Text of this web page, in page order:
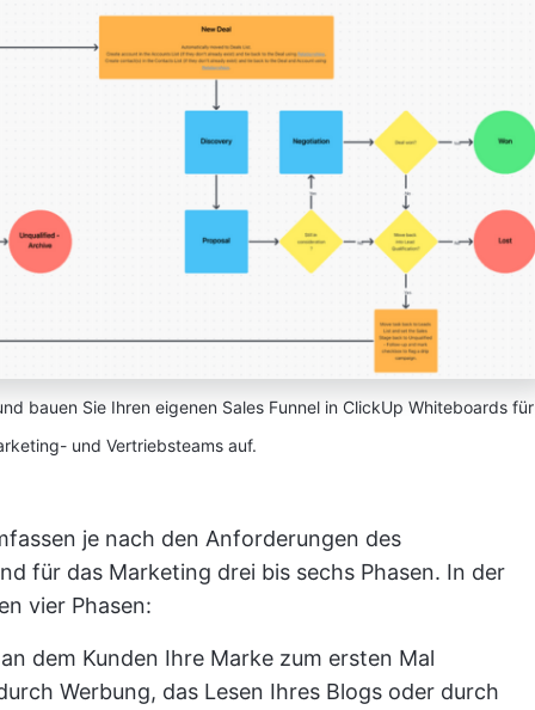
bauen Sie Ihren eigenen Sales Funnel in ClickUp Whiteboards für
und Vertriebsteams auf.
je nach den Anforderungen des
für das Marketing drei bis sechs Phasen. In der
vier Phasen:
dem Kunden Ihre Marke zum ersten Mal
Werbung, das Lesen Ihres Blogs oder durch